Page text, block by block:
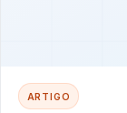
ARTIGO